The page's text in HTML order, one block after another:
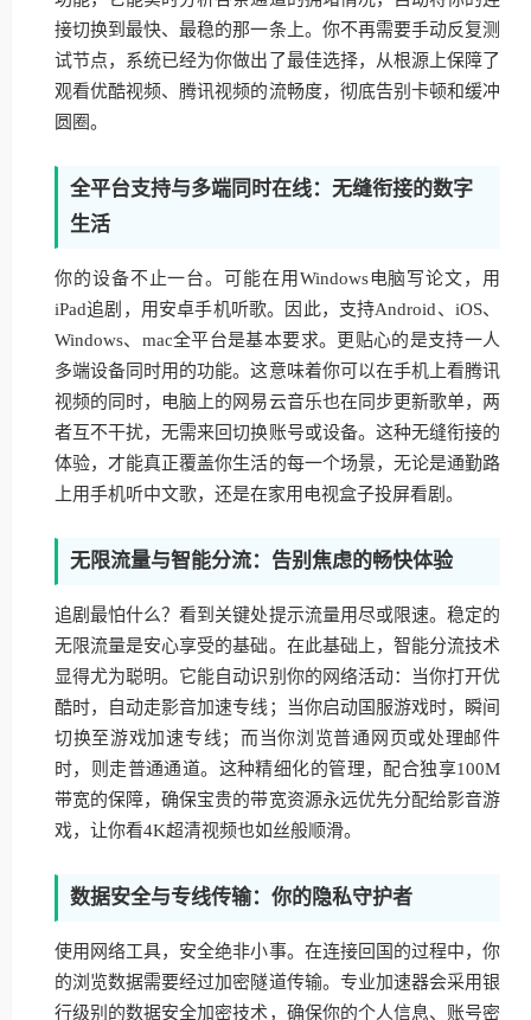
接切换到最快、最稳的那一条上。你不再需要手动反复测
试节点，系统已经为你做出了最佳选择，从根源上保障了
观看优酷视频、腾讯视频的流畅度，彻底告别卡顿和缓冲
圆圈。
全平台支持与多端同时在线：无缝衔接的数字
生活
你的设备不止一台。可能在用Windows电脑写论文，用
iPad追剧，用安卓手机听歌。因此，支持Android、iOS、
Windows、mac全平台是基本要求。更贴心的是支持一人
多端设备同时用的功能。这意味着你可以在手机上看腾讯
视频的同时，电脑上的网易云音乐也在同步更新歌单，两
者互不干扰，无需来回切换账号或设备。这种无缝衔接的
体验，才能真正覆盖你生活的每一个场景，无论是通勤路
上用手机听中文歌，还是在家用电视盒子投屏看剧。
无限流量与智能分流：告别焦虑的畅快体验
追剧最怕什么？看到关键处提示流量用尽或限速。稳定的
无限流量是安心享受的基础。在此基础上，智能分流技术
显得尤为聪明。它能自动识别你的网络活动：当你打开优
酷时，自动走影音加速专线；当你启动国服游戏时，瞬间
切换至游戏加速专线；而当你浏览普通网页或处理邮件
时，则走普通通道。这种精细化的管理，配合独享100M
带宽的保障，确保宝贵的带宽资源永远优先分配给影音游
戏，让你看4K超清视频也如丝般顺滑。
数据安全与专线传输：你的隐私守护者
使用网络工具，安全绝非小事。在连接回国的过程中，你
的浏览数据需要经过加密隧道传输。专业加速器会采用银
行级别的数据安全加密技术，确保你的个人信息、账号密